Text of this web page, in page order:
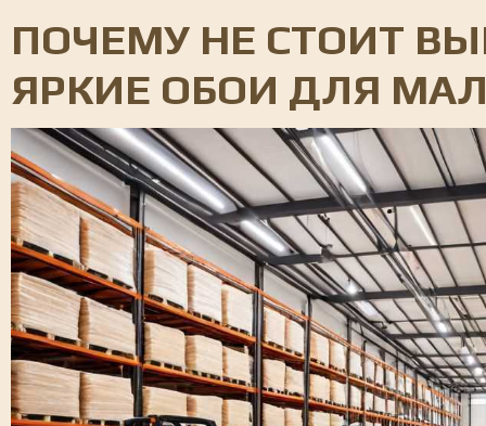
ПОЧЕМУ НЕ СТОИТ
ЯРКИЕ ОБОИ ДЛЯ